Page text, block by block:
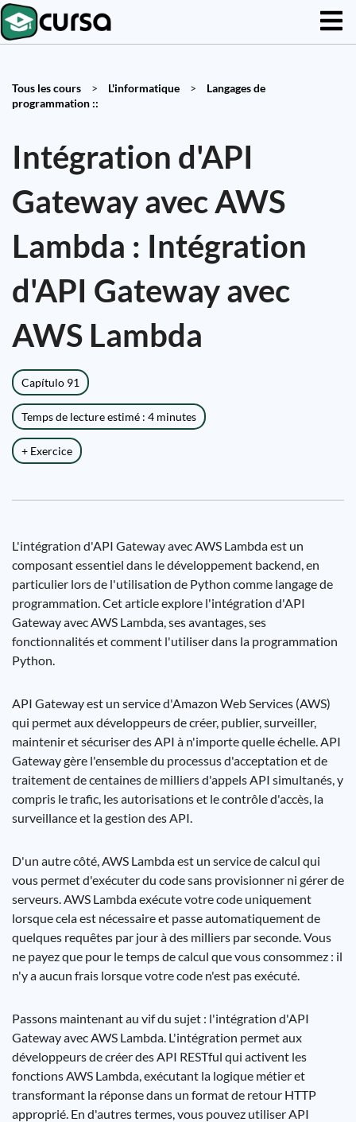
Tous les cours > L'informatique >
Langages de
programmation ::
Intégration d'API
Gateway avec AWS
Lambda : Intégration
d'API Gateway avec
AWS Lambda
Capítulo 91
Temps de lecture estimé : 4 minutes
+ Exercice
L'intégration d'API Gateway avec AWS Lambda est un
composant essentiel dans le développement backend, en
particulier lors de l'utilisation de Python comme langage de
programmation. Cet article explore l'intégration d'API
Gateway avec AWS Lambda, ses avantages, ses
fonctionnalités et comment l'utiliser dans la programmation
Python.
API Gateway est un service d'Amazon Web Services (AWS)
qui permet aux développeurs de créer, publier, surveiller,
maintenir et sécuriser des API à n'importe quelle échelle. API
Gateway gère l'ensemble du processus d'acceptation et de
traitement de centaines de milliers d'appels API simultanés, y
compris le trafic, les autorisations et le contrôle d'accès, la
surveillance et la gestion des API.
D'un autre côté, AWS Lambda est un service de calcul qui
vous permet d'exécuter du code sans provisionner ni gérer de
serveurs. AWS Lambda exécute votre code uniquement
lorsque cela est nécessaire et passe automatiquement de
quelques requêtes par jour à des milliers par seconde. Vous
ne payez que pour le temps de calcul que vous consommez : il
n'y a aucun frais lorsque votre code n'est pas exécuté.
Passons maintenant au vif du sujet : l'intégration d'API
Gateway avec AWS Lambda. L'intégration permet aux
développeurs de créer des API RESTful qui activent les
fonctions AWS Lambda, exécutant la logique métier et
transformant la réponse dans un format de retour HTTP
approprié. En d'autres termes, vous pouvez utiliser API